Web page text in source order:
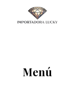
Menú